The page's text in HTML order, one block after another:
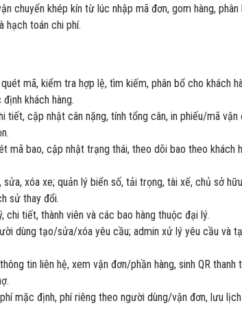
chuyển khép kín từ lúc nhập mã đơn, gom hàng,
hạch toán chi phí.
quét mã, kiểm tra hợp lệ, tìm kiếm, phân bổ cho khách
khách hàng.
tiết, cập nhật cân nặng, tính tổng cân, in phiếu/mã
mã bao, cập nhật trạng thái, theo dõi bao theo khách
xóa xe; quản lý biển số, tải trọng, tài xế, chủ sở
sử thay đổi.
chi tiết, thành viên và các bao hàng thuộc đại lý.
dùng tạo/sửa/xóa yêu cầu; admin xử lý yêu cầu và
tin liên hệ, xem vận đơn/phần hàng, sinh QR thanh
mặc định, phí riêng theo người dùng/vận đơn, lưu